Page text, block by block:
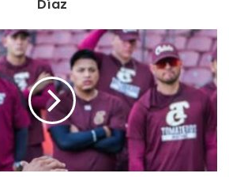
Díaz